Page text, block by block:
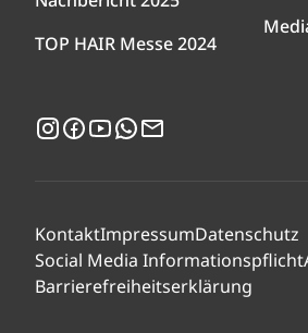
TOP HAIR Messe 2024
Instagram
Facebook
YouTubeWhatsApp
KontaktImpressumDatenschutz
Social Media Informationspflicht
Barrierefreiheitserklärung